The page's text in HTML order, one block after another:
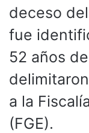
deceso
fue
52 años
a la
(FGE).